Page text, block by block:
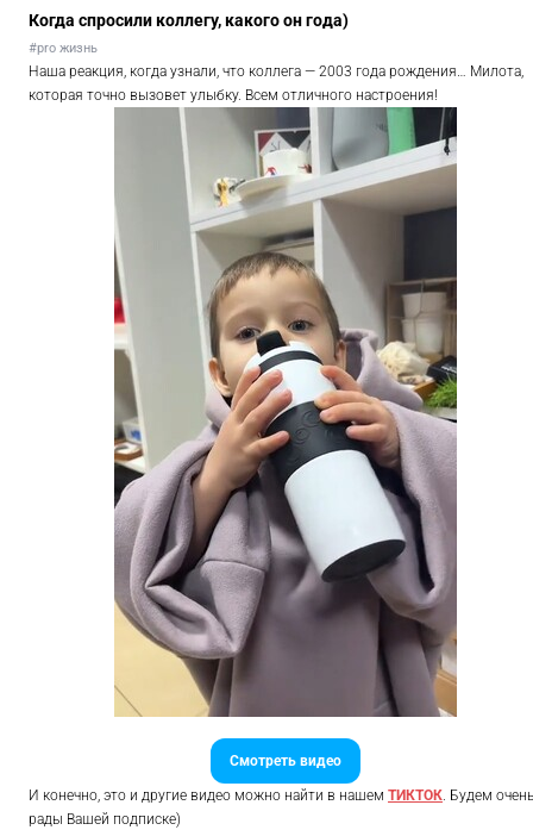
Когда спросили коллегу, какого он года)
#pro жизнь
Наша реакция, когда узнали, что коллега — 2003 года рождения… Милота,
которая точно вызовет улыбку. Всем отличного настроения!
Смотреть видео
И конечно, это и другие видео можно найти в нашем ТИКТОК. Будем очень
рады Вашей подписке)